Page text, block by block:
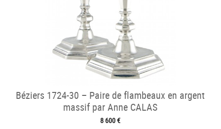
Béziers 1724-30 – Paire de flambeaux en argent
massif par Anne CALAS
8 600 €